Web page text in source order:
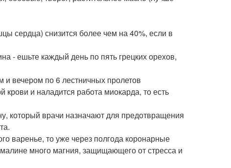
сердца) снизится более чем на 40%, если в
- ешьте каждый день по пять грецких орехов,
вечером по 6 лестничных пролетов
и наладится работа миокарда, то есть
который врачи назначают для предотвращения
варенье, то уже через полгода коронарные
много магния, защищающего от стресса и